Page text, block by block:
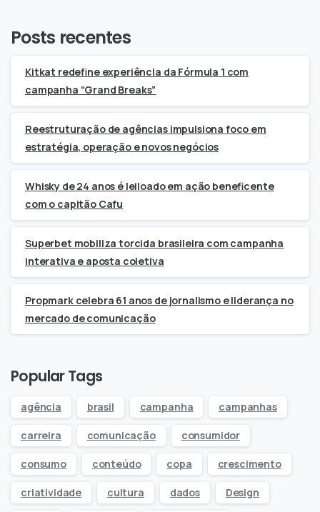
Posts recentes
Kitkat redefine experiência da Fórmula 1 com
campanha “Grand Breaks”
Reestruturação de agências impulsiona foco em
estratégia, operação e novos negócios
Whisky de 24 anos é leiloado em ação beneficente
com o capitão Cafu
Superbet mobiliza torcida brasileira com campanha
interativa e aposta coletiva
Propmark celebra 61 anos de jornalismo e liderança no
mercado de comunicação
Popular Tags
agência brasil campanha campanhas
carreira comunicação consumidor
consumo conteúdo copa crescimento
criatividade cultura dados Design